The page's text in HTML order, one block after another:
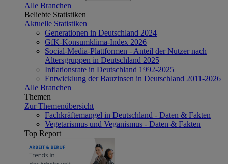
Alle Branchen
Beliebte Statistiken
Aktuelle Statistiken
Generationen in Deutschland 2024
GfK-Konsumklima-Index 2026
Social-Media-Plattformen - Anteil der Nutzer nach
Altersgruppen in Deutschland 2025
Inflationsrate in Deutschland 1992-2025
Entwicklung der Bauzinsen in Deutschland 2011-2026
Alle Branchen
Themen
Zur Themenübersicht
Fachkräftemangel in Deutschland - Daten & Fakten
Vegetarismus und Veganismus - Daten & Fakten
Top Report